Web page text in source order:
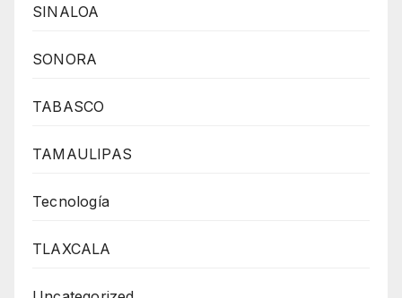
SINALOA
SONORA
TABASCO
TAMAULIPAS
Tecnología
TLAXCALA